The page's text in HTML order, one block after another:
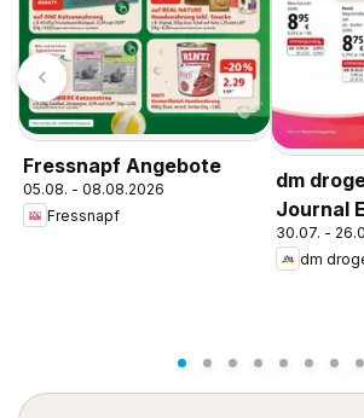
Fressnapf Angebote
05.08. - 08.08.2026
Fressnapf
dm
Journal
30.07. -
dm